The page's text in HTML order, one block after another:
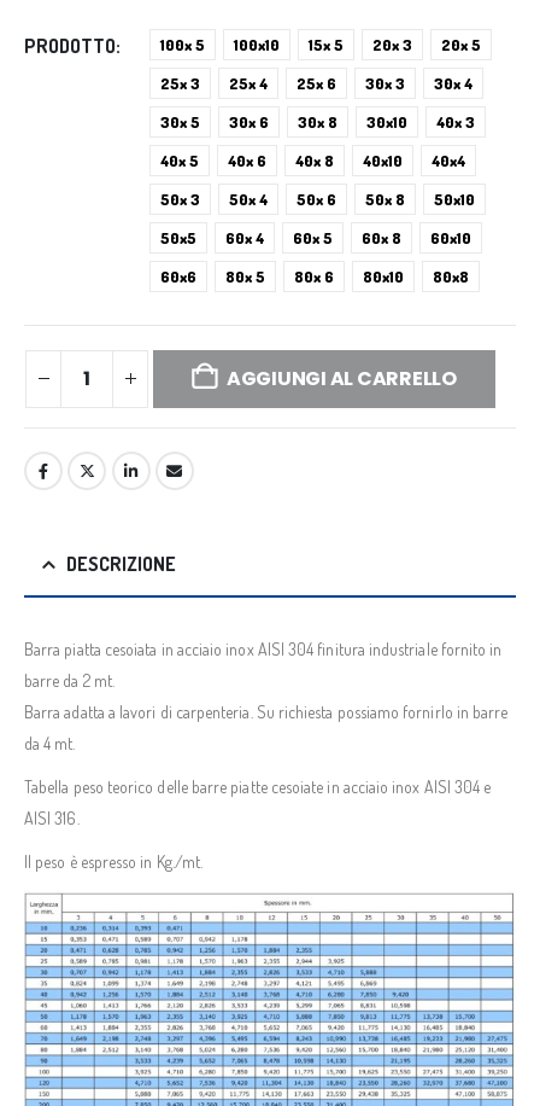
PRODOTTO 100x 5 100x10 15x 5 20x 3
20x 5
25x 3
25x 4 25x 6 30x 3
30x 4
30x 5
30x 6 30x 8 30x10
40x 3
40x 5
40x 6 40x 8 40x10
40x4
50x 3
50x 4 50x 6 50x 8
50x10
50x5
60x 4 60x 5 60x 8
60x10
60x6
80x 5 80x 6 80x10 80x8
AGGIUNGI AL CARRELLO
DESCRIZIONE
Barra piatta cesoiata in acciaio inox AISI 304 finitura industriale fornito in
barre da 2 mt.
Barra adatta a lavori di carpenteria. Su richiesta possiamo fornirlo in barre
da 4 mt.
Tabella peso teorico delle barre piatte cesoiate in acciaio inox AISI 304 e
AISI 316.
Il peso è espresso in Kg./mt.